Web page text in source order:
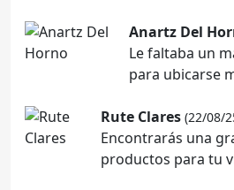
Anartz Del
Le faltaba un
para ubicarse
Rute Clares (22/08/
Encontrarás una
productos para tu